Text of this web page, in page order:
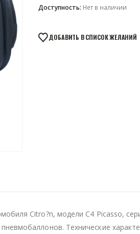
Доступность: Нет в наличии
ДОБАВИТЬ В СПИСОК ЖЕЛАНИЙ
Citro?n, модели C4 Picasso,
Технические